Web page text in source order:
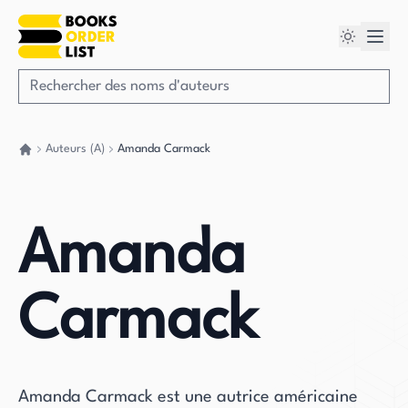
Auteurs (A) Amanda Carmack
Amanda
Carmack
Amanda Carmack est une autrice américaine